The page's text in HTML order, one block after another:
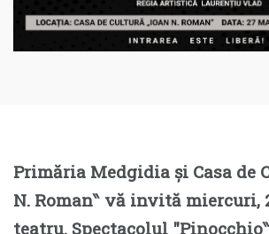
Primăria Medgidia și Casa de
N. Roman‶ vă invită miercuri,
teatru. Spectacolul